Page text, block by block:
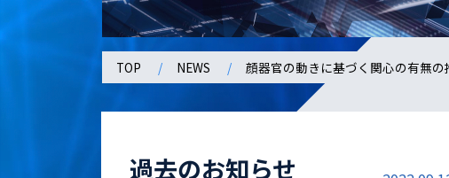
TOP NEWS 顔器官の動きに基づく関心の有無
過去のお知らせ